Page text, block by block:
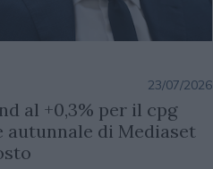
23/07/2026
al +0,3% per il cpg
autunnale di Mediaset